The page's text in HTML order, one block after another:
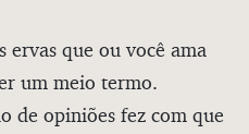
ervas que ou você ama
um meio termo.
de opiniões fez com que